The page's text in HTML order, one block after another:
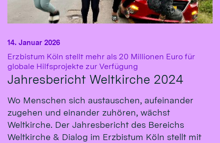
Erzbistum Köln stellt mehr als 20 Millionen Euro für
globale Hilfsprojekte zur Verfügung
Jahresbericht Weltkirche 2024
14. Januar 2026
Wo Menschen sich austauschen, aufeinander
zugehen und einander zuhören, wächst
Weltkirche. Der Jahresbericht des Bereichs
Weltkirche & Dialog im Erzbistum Köln stellt mit